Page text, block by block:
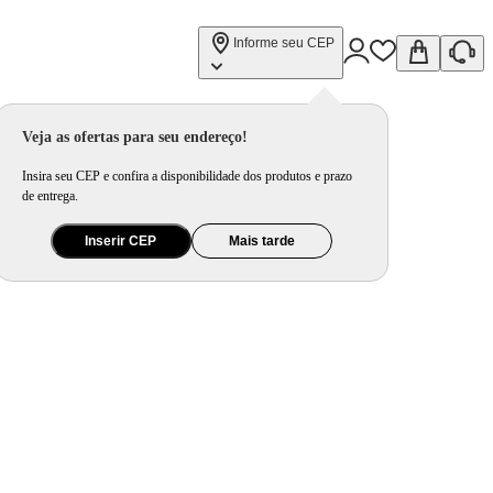
Informe seu CEP
Veja as ofertas para seu endereço!
Insira seu CEP e confira a disponibilidade dos produtos e prazo
de entrega.
Inserir CEP Mais tarde